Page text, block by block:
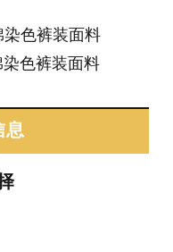
色裤装面料
色裤装面料
息